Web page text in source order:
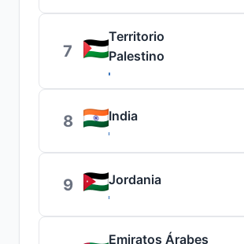
7
Territorio
Palestino
8 India
9 Jordania
Emiratos Árabes